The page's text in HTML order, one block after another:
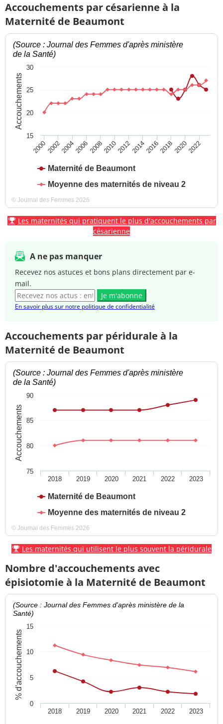
Accouchements par césarienne à la
Maternité de Beaumont
Accouchements
(Source : Journal des Femmes d'après ministère
de la Santé)
Maternité de Beaumont
Moyenne des maternités de niveau 2
200020022004200620082010201220142016201820202022
15
20
25
30
© Journal des Femmes 2026
Les maternités qui pratiquent le plus d'accouchements par
césarienne
A ne pas manquer
Recevez nos astuces et bons plans directement par e-
mail.
Je m'abonne
En savoir plus sur notre politique de confidentialité
Accouchements par péridurale à la
Maternité de Beaumont
Accouchements
(Source : Journal des Femmes d'après ministère
de la Santé)
Maternité de Beaumont
Moyenne des maternités de niveau 2
2018 2019 2020 2021 2022 2023
75
80
85
90
© Journal des Femmes 2026
Les maternités qui utilisent le plus souvent la péridurale
Nombre d'accouchements avec
épisiotomie à la Maternité de Beaumont
% d'accouchements
(Source : Journal des Femmes d'après ministère de la
Santé)
2018 2019 2020 2021 2022 2023
0
5
10
15